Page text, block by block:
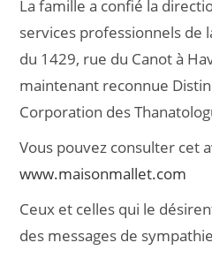
La famille a confié la
services professionnels de
du 1429, rue du Canot à
maintenant reconnue
Corporation des
Vous pouvez consulter cet
www.maisonmallet.com
Ceux et celles qui le
des messages de